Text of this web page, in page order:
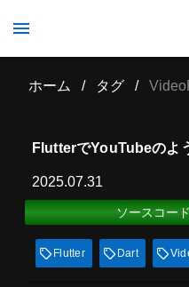
ホーム / タグ /
見放題
FlutterでYouTubeのよ
2025.07.31
ソースコー
Flutter Dart